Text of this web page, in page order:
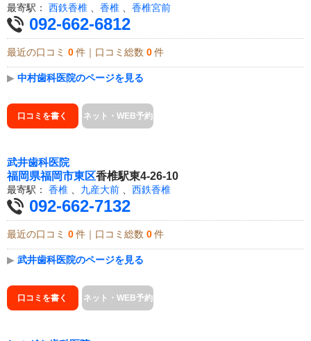
最寄駅： 西鉄香椎 香椎 香椎宮前
092-662-6812
最近の口コミ 0 件｜口コミ総数 0 件
▶ 中村歯科医院のページを見る
口コミを書く ネット・WEB予約
武井歯科医院
福岡県福岡市東区香椎駅東4-26-10
最寄駅： 香椎 九産大前 西鉄香椎
092-662-7132
最近の口コミ 0 件｜口コミ総数 0 件
▶ 武井歯科医院のページを見る
口コミを書く ネット・WEB予約